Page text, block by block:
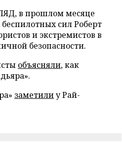
в прошлом месяце
сил Роберт
и экстремистов в
безопасности.
объясняли, как
заметилиу Рай-